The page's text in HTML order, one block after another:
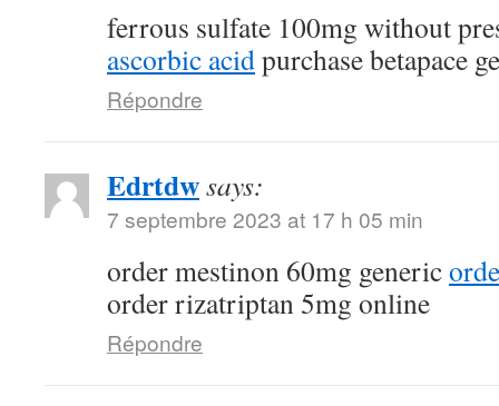
ferrous sulfate 100mg without
ascorbic acidpurchase betapace
Répondre
Edrtdwsays:
7 septembre 2023 at 17 h 05 min
order mestinon 60mg generic
order rizatriptan 5mg online
Répondre